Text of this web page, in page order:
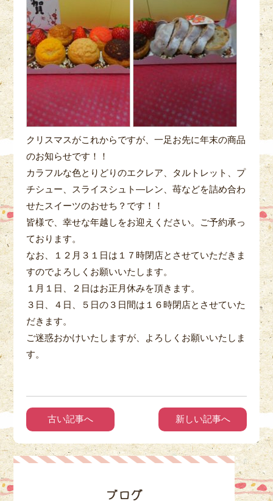
クリスマスがこれからですが、一足お先に年末の商品
のお知らせです！！
カラフルな色とりどりのエクレア、タルトレット、プ
チシュー、スライスシュト―レン、苺などを詰め合わ
せたスイーツのおせち？です！！
皆様で、幸せな年越しをお迎えください。ご予約承っ
ております。
なお、１２月３１日は１７時閉店とさせていただきま
すのでよろしくお願いいたします。
１月１日、２日はお正月休みを頂きます。
３日、４日、５日の３日間は１６時閉店とさせていた
だきます。
ご迷惑おかけいたしますが、よろしくお願いいたしま
す。
古い記事へ 新しい記事へ